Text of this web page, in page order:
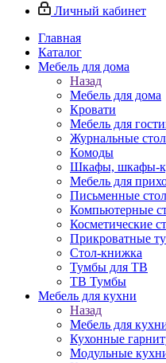
Личный кабинет
Главная
Каталог
Мебель для дома
Назад
Мебель для дома
Кровати
Мебель для
Журнальные
Комоды
Шкафы, шкафы-
Мебель для
Письменные
Компьютерные
Косметические
Прикроватные
Стол-книжка
Тумбы для ТВ
ТВ Тумбы
Мебель для кухни
Назад
Мебель для
Кухонные
Модульные